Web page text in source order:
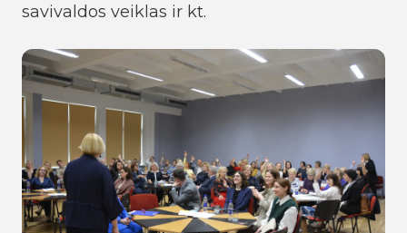
savivaldos veiklas ir kt.